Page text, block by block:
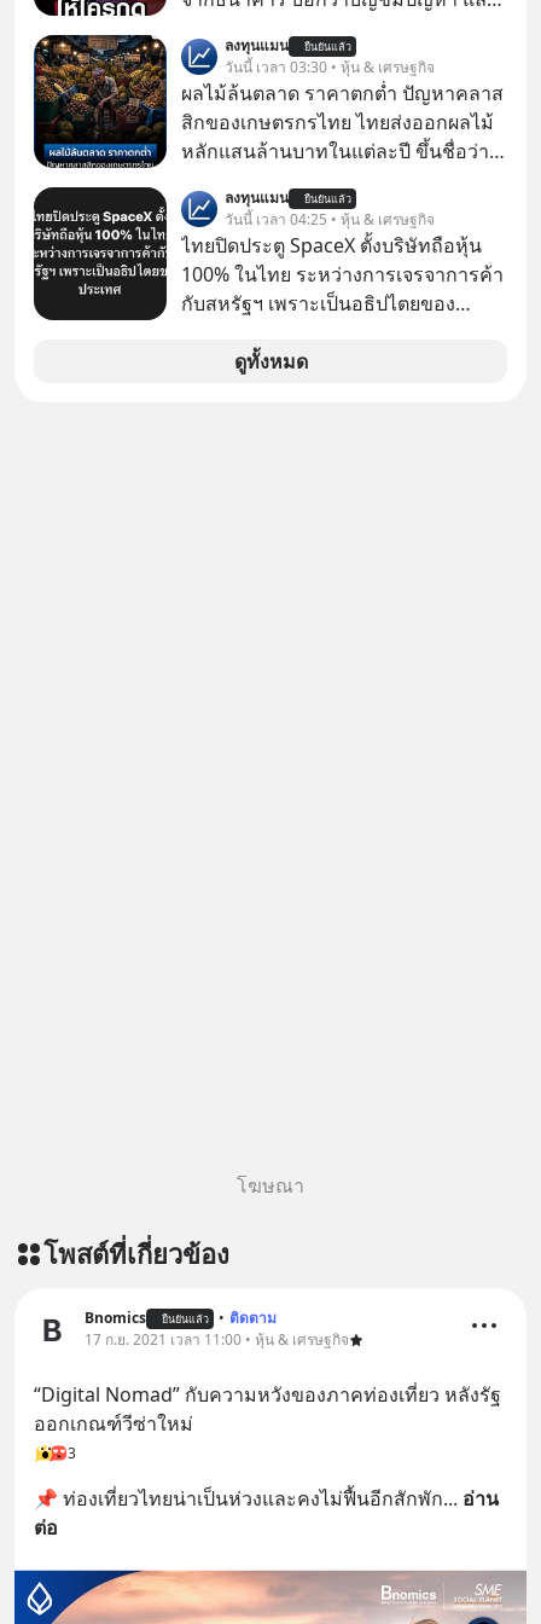
ทันที มาฟัง “ป้าเก๋าเล่ากลโกง” เพื่อรู้ทัน
มุกหลอกลวงในคราบความน่าเชื่อถือ
กันค่ะ #แก้เกมกลโกง #ป้าเก๋าเล่ากล
โกง #LivesSustainably #อยู่อย่าง
#FraudEducation #FinancialLiteracy
#DigitalBankWithHumanTouch
ลงทุนแมน ยืนยันแล้ว
วันนี้ เวลา 03:30 • หุ้น & เศรษฐกิจ
ผลไม้ล้นตลาด ราคาตกต่ำ ปัญหาคลาส
สิกของเกษตรกรไทย ไทยส่งออกผลไม้
หลักแสนล้านบาทในแต่ละปี ขึ้นชื่อว่า
เบอร์ต้น ๆ ของโลก
ลงทุนแมน ยืนยันแล้ว
วันนี้ เวลา 04:25 • หุ้น & เศรษฐกิจ
ไทยปิดประตู SpaceX ตั้งบริษัทถือหุ้น
100% ในไทย ระหว่างการเจรจาการค้า
กับสหรัฐฯ เพราะเป็นอธิปไตยของ
ประกาศจุดยืนชัดเจนว่า จะไม่อนุญาต
ดูทั้งหมด
โฆษณา
โพสต์ที่เกี่ยวข้อง
Bnomics ยืนยันแล้ว • ติดตาม
17 ก.ย. 2021 เวลา 11:00 • หุ้น & เศรษฐกิจ
“Digital Nomad” กับความหวังของภาคท่องเที่ยว หลังรัฐ
ออกเกณฑ์วีซ่าใหม่
3
📌 ท่องเที่ยวไทยน่าเป็นห่วงและคงไม่ฟื้นอีกสักพัก... อ่าน
ต่อ